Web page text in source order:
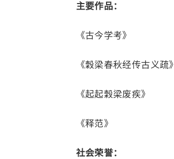
主要作品：
《古今学考》
《穀梁春秋经传古义疏》
《起起穀梁废疾》
《释范》
社会荣誉：